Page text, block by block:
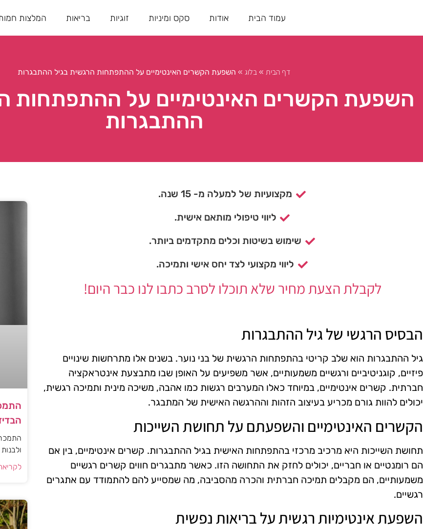
עמוד הבית אודות סקס ומיניות זוגיות בריאות המלצות
דף הבית »בלוג » השפעת הקשרים האינטימיים על ההתפתחות הרגשית בגיל ההתבגרות
השפעת הקשרים האינטימיים על ההתפתחות
ההתבגרות
מקצועיות של למעלה מ- 15 שנה.
ליווי טיפולי מותאם אישית.
שימוש בשיטות וכלים מתקדמים ביותר.
ליווי מקצועי לצד יחס אישי ותמיכה.
לקבלת הצעת מחיר שלא תוכלו לסרב כתבו לנו כבר היום!
הבסיס הרגשי של גיל ההתבגרות
גיל ההתבגרות הוא שלב קריטי בהתפתחות הרגשית של בני נוער. בשנים אלו מתרחשות שינויים
פיזיים, קוגניטיביים ורגשיים משמעותיים, אשר משפיעים על האופן שבו מתבצעת אינטראקציה
חברתית. קשרים אינטימיים, במיוחד כאלו המערבים רגשות כמו אהבה, משיכה מינית ותמיכה רגשית,
יכולים להוות גורם מכריע בעיצוב הזהות וההרגשה האישית של המתבגר.
הקשרים האינטימיים והשפעתם על תחושת השייכות
תחושת השייכות היא מרכיב מרכזי בהתפתחות האישית בגיל ההתבגרות. קשרים אינטימיים, בין אם
הם רומנטיים או חבריים, יכולים לחזק את התחושה הזו. כאשר מתבגרים חווים קשרים רגשיים
משמעותיים, הם מקבלים תמיכה חברתית והכרה מהסביבה, מה שמסייע להם להתמודד עם אתגרים
רגשיים.
השפעת אינטימיות רגשית על בריאות נפשית